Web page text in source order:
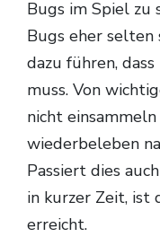
Bugs im Spiel zu
Bugs eher selten
dazu führen,
muss. Von
nicht
wiederbeleben
Passiert dies
in kurzer Zeit, ist
erreicht.